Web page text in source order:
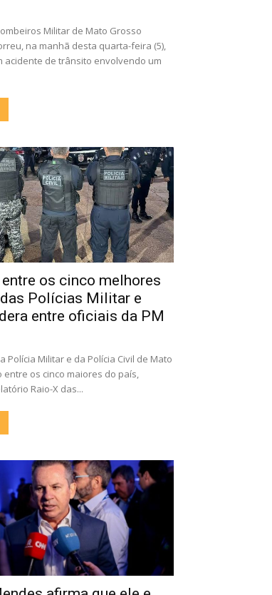
Militar de Mato Grosso
na manhã desta quarta-feira (5),
acidente de trânsito envolvendo um
os cinco melhores
Polícias Militar e
entre oficiais da PM
Polícia Militar e da Polícia Civil de Mato
entre os cinco maiores do país,
Raio-X das...